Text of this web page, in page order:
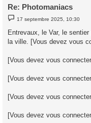
Re: Photomaniacs
M
e
s
a
17 septembre 2025, 10:30
Entrevaux, le Var, le
la ville. [Vous devez vous
[Vous devez vous
[Vous devez vous
[Vous devez vous
[Vous devez vous